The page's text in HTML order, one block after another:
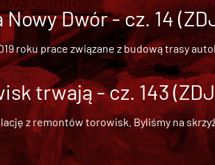
Nowy Dwór - cz. 14
roku prace związane zbudową trasy
trwają - cz. 143
z remontów torowisk. Byliśmy na